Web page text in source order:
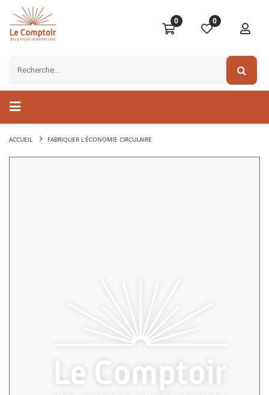
0 0
ACCUEIL FABRIQUER L'ÉCONOMIE CIRCULAIRE